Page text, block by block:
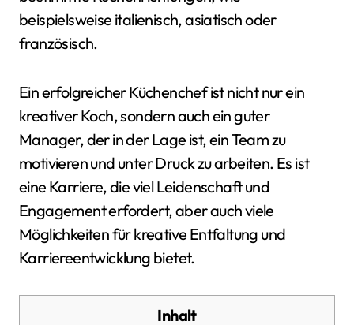
beispielsweise italienisch, asiatisch oder
französisch.
Ein erfolgreicher Küchenchef ist nicht nur ein
kreativer Koch, sondern auch ein guter
Manager, der in der Lage ist, ein Team zu
motivieren und unter Druck zu arbeiten. Es ist
eine Karriere, die viel Leidenschaft und
Engagement erfordert, aber auch viele
Möglichkeiten für kreative Entfaltung und
Karriereentwicklung bietet.
Inhalt